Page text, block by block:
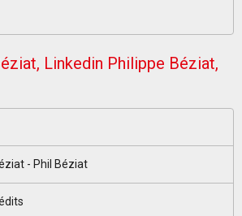
Linkedin Philippe Béziat,
- Phil Béziat